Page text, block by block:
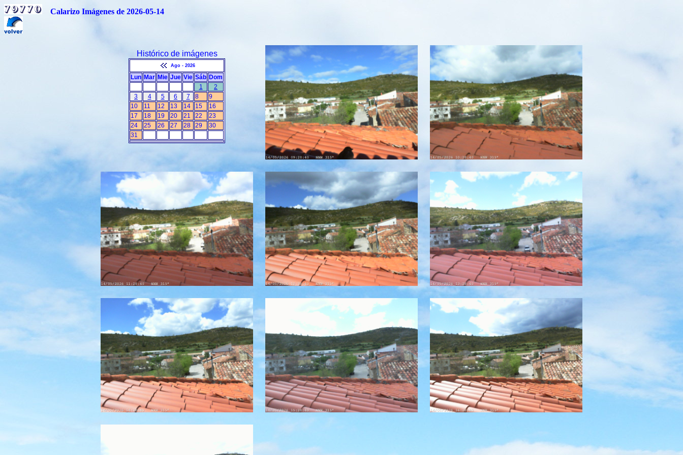
Calarizo Imágenes de 2026-05-14
Histórico de imágenes
Ago - 2026
Lun Mar Mie Jue Vie Sáb Dom
1
2
3
4 5 6 7 8
9
10
11 12 13 14 15
16
17
18 19 20 21 22
23
24
25 26 27 28 29
30
31